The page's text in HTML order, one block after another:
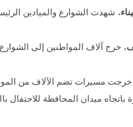
، شهدت الشوارع والميادين
، خرج آلاف المواطنين إلى
خرجت مسيرات تضم الآلاف من
باتجاه ميدان المحافظة للاحتفال